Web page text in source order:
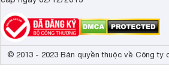
© 2013 - 2023 Bản quyền thuộc về Công ty